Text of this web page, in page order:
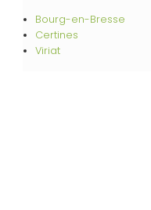
Bourg-en-Bresse
Certines
Viriat